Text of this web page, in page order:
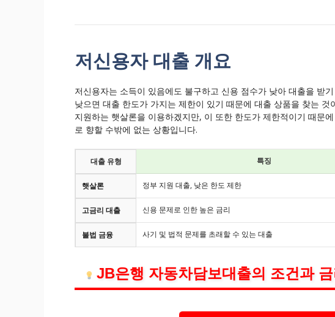
저신용자 대출 개요
저신용자는 소득이 있음에도 불구하고 신용 점수가 낮아 대출을 받
낮으면 대출 한도가 가지는 제한이 있기 때문에 대출 상품을 찾는
지원하는 햇살론을 이용하겠지만, 이 또한 한도가 제한적이기 때문
로 향할 수밖에 없는 상황입니다.
대출 유형 특징
햇살론 정부 지원 대출, 낮은 한도 제한
고금리 대출 신용 문제로 인한 높은 금리
불법 금융 사기 및 법적 문제를 초래할 수 있는 대출
JB은행 자동차담보대출의 조건과